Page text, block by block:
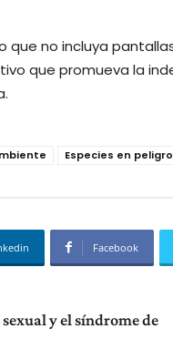
que no incluya
que promueva la
Especies en
Facebook
y el síndrome de